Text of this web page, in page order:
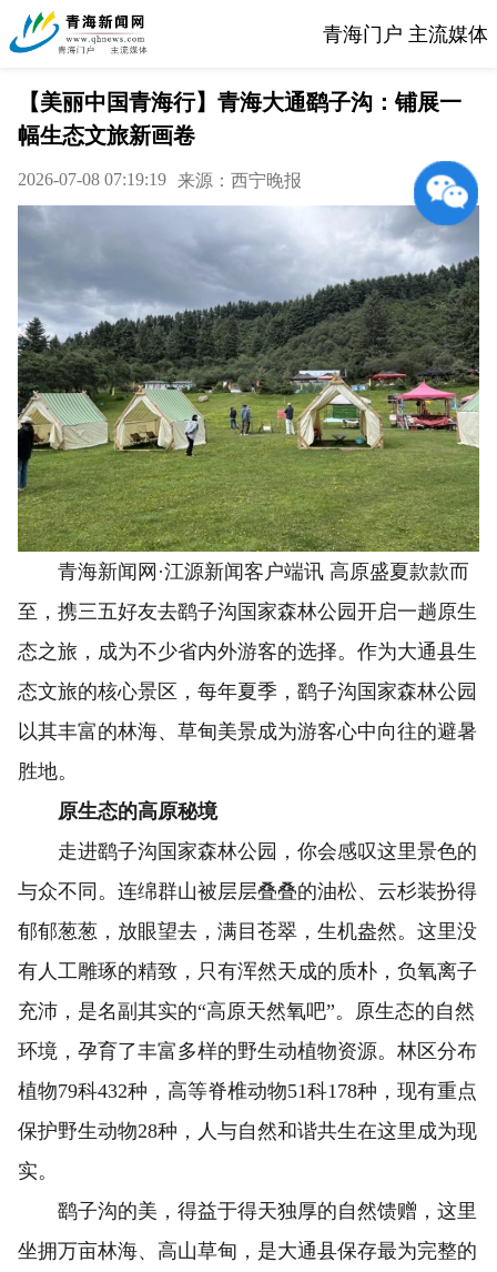
青海门户 主流媒体
【美丽中国青海行】青海大通鹞子沟：铺展一
幅生态文旅新画卷
2026-07-08 07:19:19 来源：西宁晚报
青海新闻网·江源新闻客户端讯 高原盛夏款款而
至，携三五好友去鹞子沟国家森林公园开启一趟原生
态之旅，成为不少省内外游客的选择。作为大通县生
态文旅的核心景区，每年夏季，鹞子沟国家森林公园
以其丰富的林海、草甸美景成为游客心中向往的避暑
胜地。
原生态的高原秘境
走进鹞子沟国家森林公园，你会感叹这里景色的
与众不同。连绵群山被层层叠叠的油松、云杉装扮得
郁郁葱葱，放眼望去，满目苍翠，生机盎然。这里没
有人工雕琢的精致，只有浑然天成的质朴，负氧离子
充沛，是名副其实的“高原天然氧吧”。原生态的自然
环境，孕育了丰富多样的野生动植物资源。林区分布
植物79科432种，高等脊椎动物51科178种，现有重点
保护野生动物28种，人与自然和谐共生在这里成为现
实。
鹞子沟的美，得益于得天独厚的自然馈赠，这里
坐拥万亩林海、高山草甸，是大通县保存最为完整的